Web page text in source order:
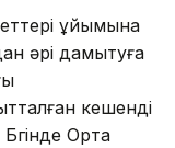
ұйымына
әрі дамытуға
кешенді
Орта